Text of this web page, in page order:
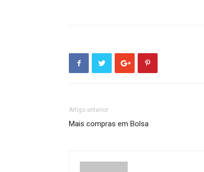
Artigo anterior
Mais compras em Bolsa